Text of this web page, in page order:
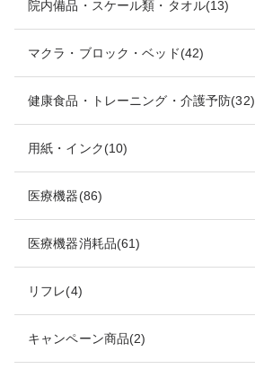
院内備品・スケール類・タオル(13)
マクラ・ブロック・ベッド(42)
健康食品・トレーニング・介護予防(32)
用紙・インク(10)
医療機器(86)
医療機器消耗品(61)
リフレ(4)
キャンペーン商品(2)